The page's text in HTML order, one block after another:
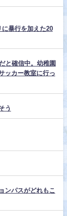
に暴行を加えた20
と確信中。幼稚園
ッカー教室に行っ
う
ンパスがどれもこ